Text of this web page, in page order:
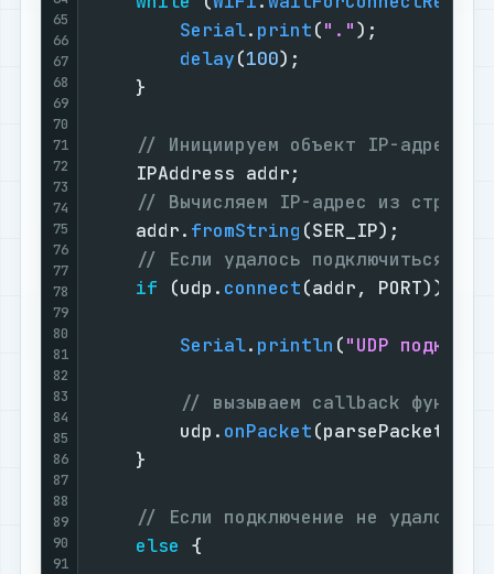
65
66
67
68
69
70
71
72
73
74
75
76
77
78
79
80
81
82
83
84
85
86
87
88
89
90
91
Serial. print(".");
delay(100);
    }
// Инициируем объект IP-адреса
    IPAddress addr;
// Вычисляем IP-адрес из строки
    addr.
fromString (SER_IP);
// Если удалось подключиться по
if (udp. connect(addr, PORT)) {
Serial. println ("UDP
// вызываем callback функцию
        udp.
onPacket(parsePacket);
    }
// Если подключение не удалось
else {